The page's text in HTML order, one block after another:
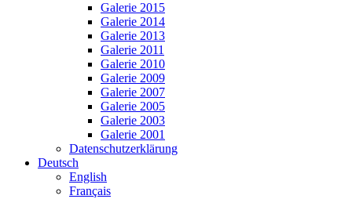
Galerie 2015
Galerie 2014
Galerie 2013
Galerie 2011
Galerie 2010
Galerie 2009
Galerie 2007
Galerie 2005
Galerie 2003
Galerie 2001
Datenschutzerklärung
Deutsch
English
Français